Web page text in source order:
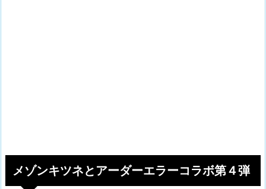
メゾンキツネとアーダーエラーコラボ第４弾